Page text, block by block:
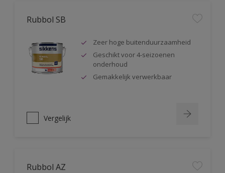
Rubbol SB
Zeer hoge buitenduurzaamheid
Geschikt voor 4-seizoenen
onderhoud
Gemakkelijk verwerkbaar
Vergelijk
Rubbol AZ